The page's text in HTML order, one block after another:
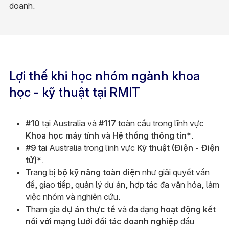
doanh.
Lợi thế khi học nhóm ngành khoa
học - kỹ thuật tại RMIT
#10 tại Australia và #117 toàn cầu trong lĩnh vực
Khoa học máy tính và Hệ thống thông tin*.
#9 tại Australia trong lĩnh vực Kỹ thuật (Điện - Điện
tử)*.
Trang bị bộ kỹ năng toàn diện như giải quyết vấn
đề, giao tiếp, quản lý dự án, hợp tác đa văn hóa, làm
việc nhóm và nghiên cứu.
Tham gia dự án thực tế và đa dạng hoạt động kết
nối với mạng lưới đối tác doanh nghiệp đầu